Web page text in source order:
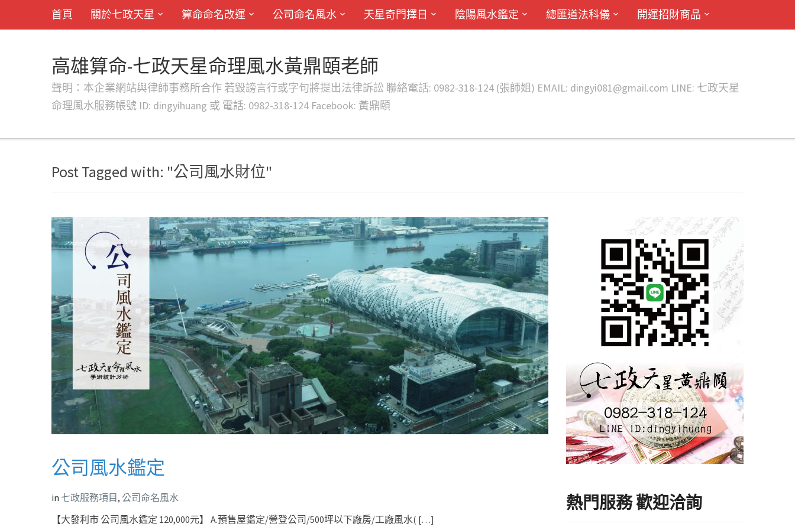
首頁 關於七政天星 算命命名改運 公司命名風水 天星奇門擇日 陰陽風水鑑定 總匯道法科儀 開運招財商品
高雄算命-七政天星命理風水黃鼎頤老師
聲明：本企業網站與律師事務所合作 若毀謗言行或字句將提出法律訴訟 聯絡電話: 0982-318-124 (張師姐) EMAIL: dingyi081@gmail.com LINE: 七政天星
命理風水服務帳號 ID: dingyihuang 或 電話: 0982-318-124 Facebook: 黃鼎頤
Post Tagged with: "公司風水財位"
公司風水鑑定
in 七政服務項目 , 公司命名風水
【大發利市 公司風水鑑定 120,000元】 A.預售屋鑑定/營登公司/500坪以下廠房/工廠風水( […]
熱門服務 歡迎洽詢